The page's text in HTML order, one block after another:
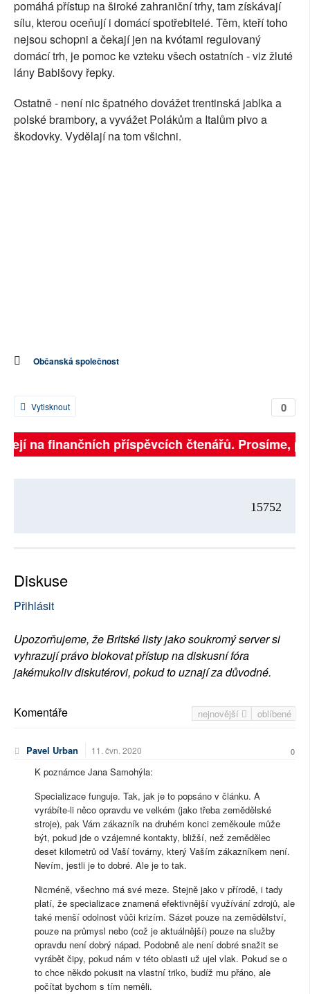
pomáhá přístup na široké zahraniční trhy, tam získávají
sílu, kterou oceňují i domácí spotřebitelé. Těm, kteří toho
nejsou schopni a čekají jen na kvótami regulovaný
domácí trh, je pomoc ke vzteku všech ostatních - viz žluté
lány Babišovy řepky.
Ostatně - není nic špatného dovážet trentinská jablka a
polské brambory, a vyvážet Polákům a Italům pivo a
škodovky. Vydělají na tom všichni.
Občanská společnost
0
Vytisknout
na finančních příspěvcích čtenářů. Prosíme,
15752
Diskuse
Přihlásit
Upozorňujeme, že Britské listy jako soukromý server si
vyhrazují právo blokovat přístup na diskusní fóra
jakémukoliv diskutérovi, pokud to uznají za důvodné.
nejnovější oblíbené
Komentáře
Pavel Urban 11. čvn. 2020 0
K poznámce Jana Samohýla:
Specializace funguje. Tak, jak je to popsáno v článku. A
vyrábíte-li něco opravdu ve velkém (jako třeba zemědělské
stroje), pak Vám zákazník na druhém konci zeměkoule může
být, pokud jde o vzájemné kontakty, bližší, než zemědělec
deset kilometrů od Vaší továrny, který Vaším zákazníkem není.
Nevím, jestli je to dobré. Ale je to tak.
Nicméně, všechno má své meze. Stejně jako v přírodě, i tady
platí, že specializace znamená efektivnější využívání zdrojů, ale
také menší odolnost vůči krizím. Sázet pouze na zemědělství,
pouze na průmysl nebo (což je aktuálnější) pouze na služby
opravdu není dobrý nápad. Podobně ale není dobré snažit se
vyrábět čipy, pokud nám v této oblasti už ujel vlak. Pokud se o
to chce někdo pokusit na vlastní triko, budíž mu přáno, ale
počítat bychom s tím neměli.